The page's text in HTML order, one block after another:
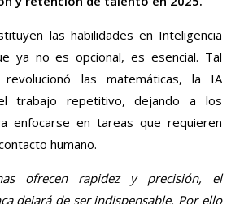
las habilidades en Inteligencia
ya no es opcional, es esencial. Tal
revolucionó las matemáticas, la IA
trabajo repetitivo, dejando a los
enfocarse en tareas que requieren
humano.
ofrecen rapidez y precisión, el
dejará de ser indispensable. Por ello